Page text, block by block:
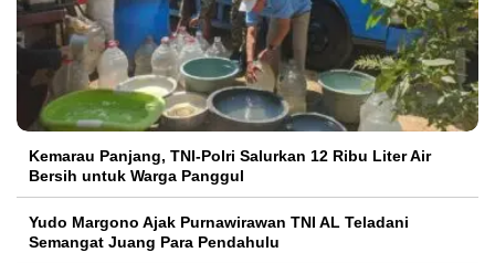
Kemarau Panjang, TNI-Polri Salurkan 12 Ribu Liter Air
Bersih untuk Warga Panggul
Yudo Margono Ajak Purnawirawan TNI AL Teladani
Semangat Juang Para Pendahulu